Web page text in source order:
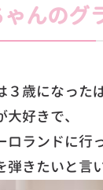
んのグ
歳になった
好きで、
ロランドに行
弾きたいと言